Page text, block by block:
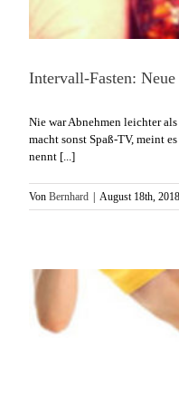
Intervall-Fasten:
Nie war Abnehmen leichter
macht sonst Spaß-TV, meint
nennt [...]
Von Bernhard August 18th, 2018